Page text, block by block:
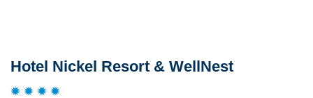
Hotel Nickel Resort & WellNest